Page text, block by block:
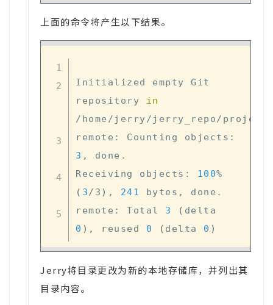
上面的命令将产生以下结果。
Initialized empty Git
repository in
/home/jerry/jerry_repo/
3 , done.
Receiving objects: 100
( 3 /3 ) , 241
bytes, done.
remote: Total 3 (
0 ) , reused 0 ( delta 0 )
Jerry将目录更改为新的本地存储库，并列出其
目录内容。